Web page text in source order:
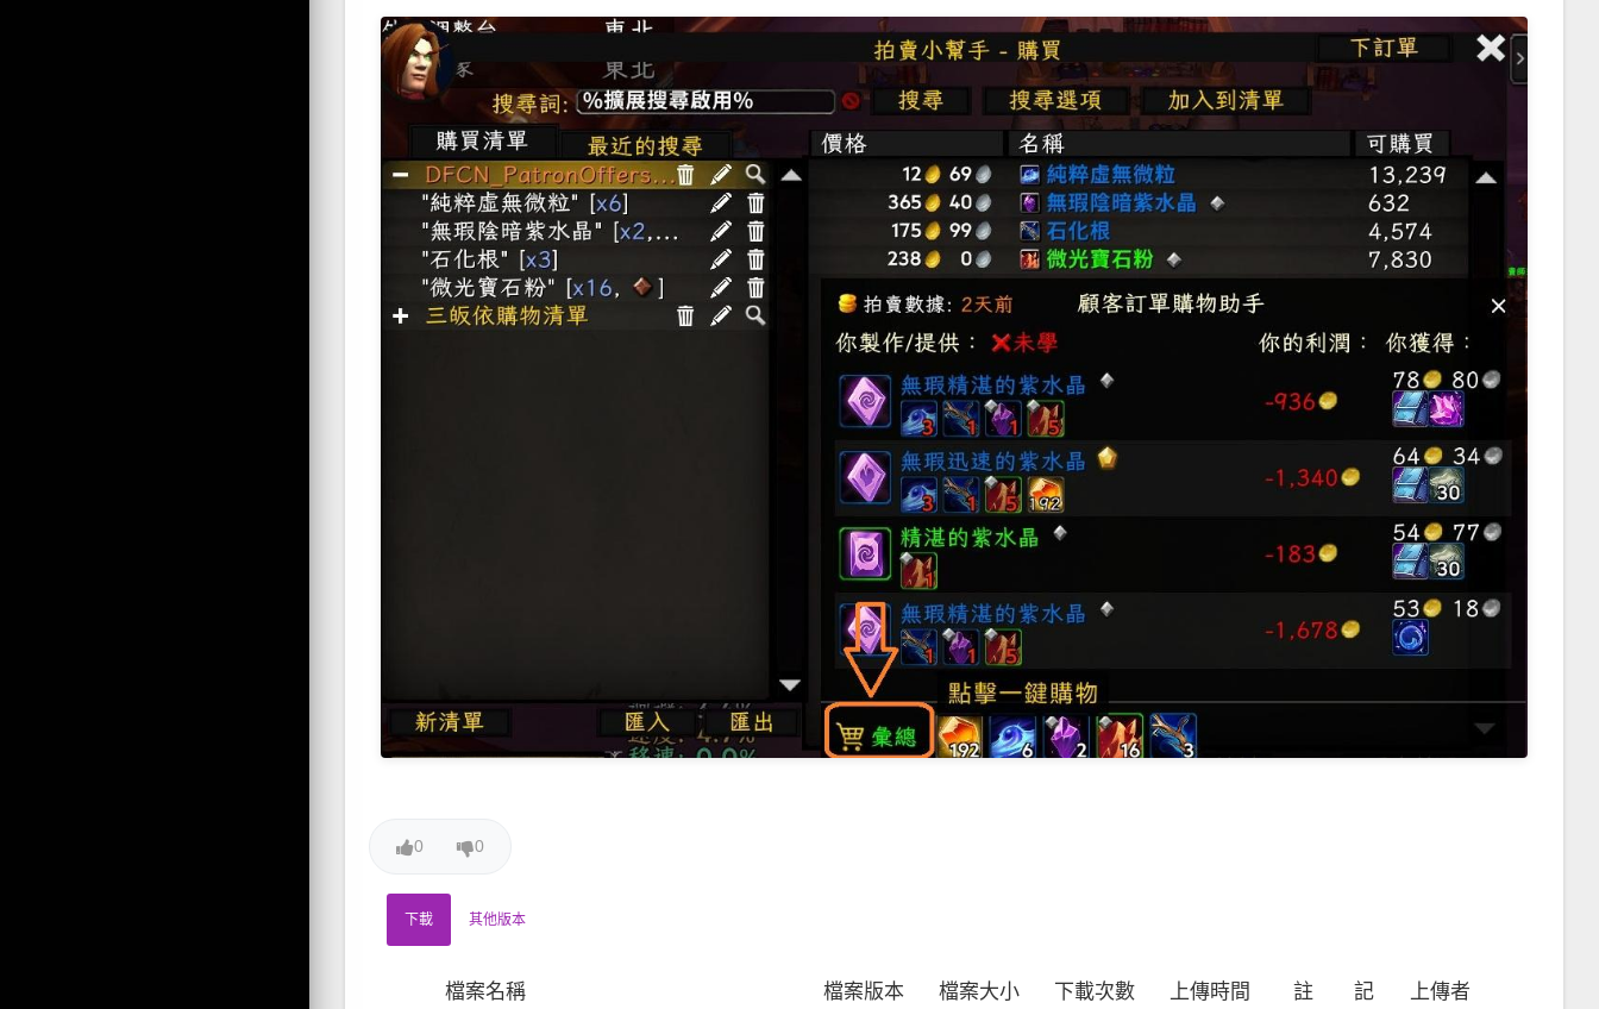
0 0
下載 其他版本
檔案名稱 檔案版本 檔案大小 下載次數 上傳時間 註 記 上傳者